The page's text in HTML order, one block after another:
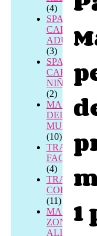
1
(4)
SPA
CAPILAR
ADULTOS
(3)
SPA
CAPILAR
NIÑOS
(2)
MASAJES
DEL
MUNDO
(10)
FACIALES
(4)
(11)
MASAJE
ZONAL
ALIVIO